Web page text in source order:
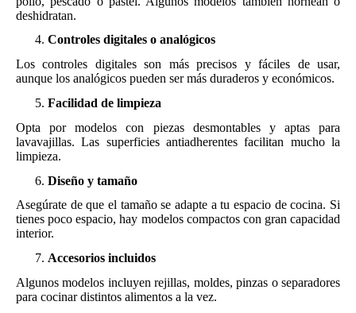
deshidratan.
Controles digitales o analógicos
Los controles digitales son más precisos y fáciles de usar,
aunque los analógicos pueden ser más duraderos y económicos.
Facilidad de limpieza
Opta por modelos con piezas desmontables y aptas para
lavavajillas. Las superficies antiadherentes facilitan mucho la
limpieza.
Diseño y tamaño
Asegúrate de que el tamaño se adapte a tu espacio de cocina. Si
tienes poco espacio, hay modelos compactos con gran capacidad
interior.
Accesorios incluidos
Algunos modelos incluyen rejillas, moldes, pinzas o separadores
para cocinar distintos alimentos a la vez.